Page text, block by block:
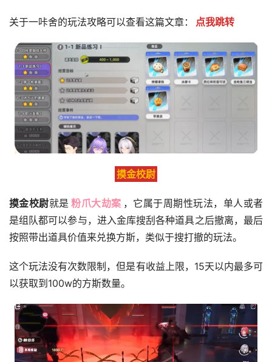
关于一咔舍的玩法攻略可以查看这篇文章： 点我跳转
摸金校尉
摸金校尉就是 粉爪大劫案 ，它属于周期性玩法，单人或者
是组队都可以参与，进入金库搜刮各种道具之后撤离，最后
按照带出道具价值来兑换方斯，类似于搜打撤的玩法。
这个玩法没有次数限制，但是有收益上限，15天以内最多可
以获取到100w的方斯数量。